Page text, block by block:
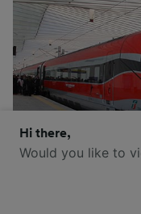
Hi there,
Would you like to